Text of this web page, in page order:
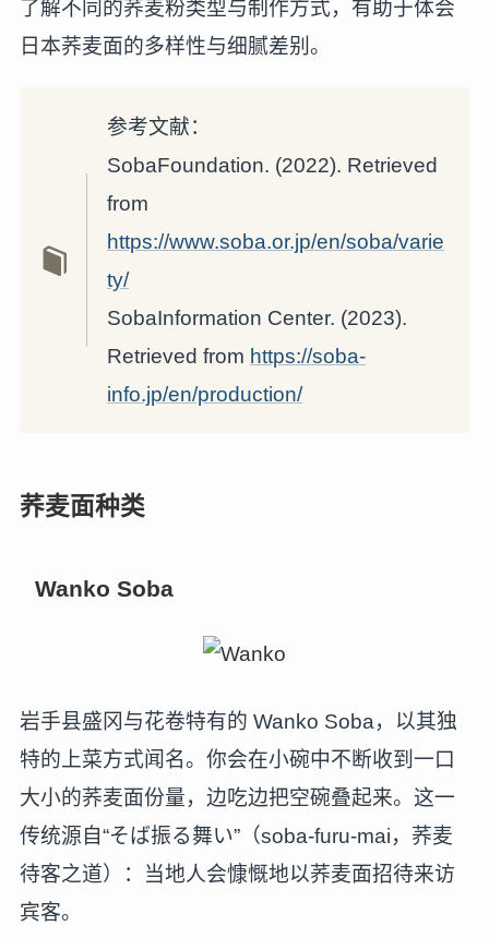
了解不同的荞麦粉类型与制作方式，有助于体会
日本荞麦面的多样性与细腻差别。
参考文献：
SobaFoundation. (2022). Retrieved
from
https://www.soba.or.jp/en/soba/varie
ty/
SobaInformation Center. (2023).
Retrieved from https://soba-
info.jp/en/production/
荞麦面种类
Wanko Soba
岩手县盛冈与花卷特有的 Wanko Soba，以其独
特的上菜方式闻名。你会在小碗中不断收到一口
大小的荞麦面份量，边吃边把空碗叠起来。这一
传统源自“そば振る舞い”（soba-furu-mai，荞麦
待客之道）：当地人会慷慨地以荞麦面招待来访
宾客。